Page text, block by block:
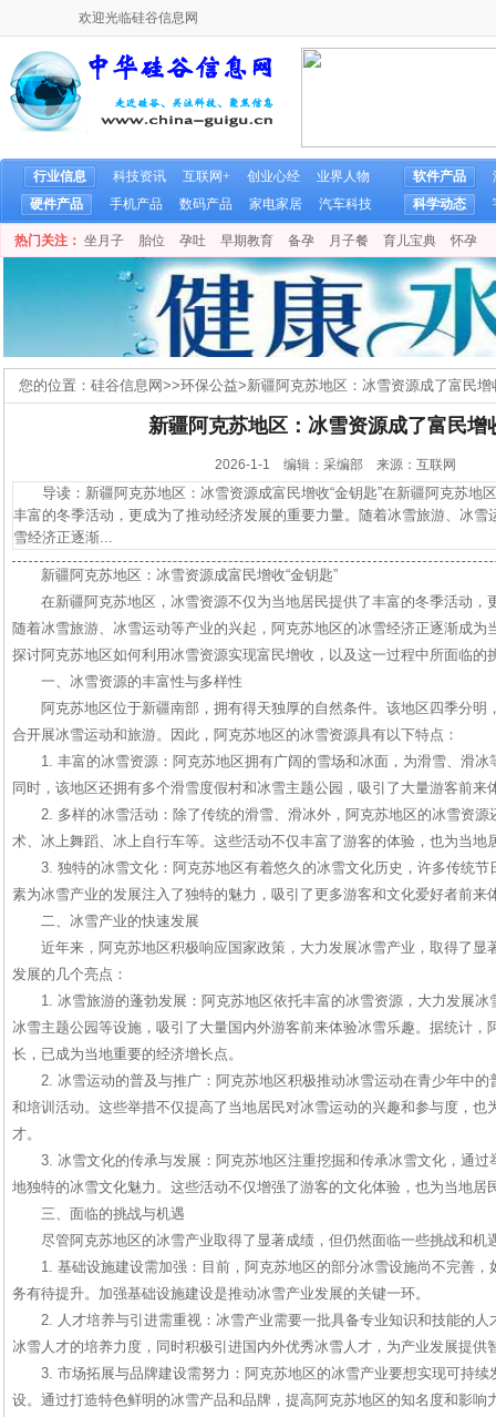
欢迎光临硅谷信息网
行业信息 科技资讯 互联网+ 创业心经
业界人物
硬件产品
手机产品 数码产品 家电家居 汽车科技
软件产品
科学动态
热门关注： 坐月子 胎位 孕吐 早期教育 备孕 月子餐 育儿宝典 怀孕
您的位置： 硅谷信息网>>环保公益>新疆阿克苏地区：冰雪资源成了富民增
新疆阿克苏地区：冰雪资源成了富民增
2026-1-1 编辑：采编部 来源：互联网
导读：新疆阿克苏地区：冰雪资源成富民增收“金钥匙”在新疆阿克苏地
丰富的冬季活动，更成为了推动经济发展的重要力量。随着冰雪旅游、冰
雪经济正逐渐...
新疆阿克苏地区：冰雪资源成富民增收“金钥匙”
在新疆阿克苏地区，冰雪资源不仅为当地居民提供了丰富的冬季活动，
随着冰雪旅游、冰雪运动等产业的兴起，阿克苏地区的冰雪经济正逐渐成为
探讨阿克苏地区如何利用冰雪资源实现富民增收，以及这一过程中所面临的
一、冰雪资源的丰富性与多样性
阿克苏地区位于新疆南部，拥有得天独厚的自然条件。该地区四季分明
合开展冰雪运动和旅游。因此，阿克苏地区的冰雪资源具有以下特点：
1. 丰富的冰雪资源：阿克苏地区拥有广阔的雪场和冰面，为滑雪、滑
同时，该地区还拥有多个滑雪度假村和冰雪主题公园，吸引了大量游客前来
2. 多样的冰雪活动：除了传统的滑雪、滑冰外，阿克苏地区的冰雪资
术、冰上舞蹈、冰上自行车等。这些活动不仅丰富了游客的体验，也为当地
3. 独特的冰雪文化：阿克苏地区有着悠久的冰雪文化历史，许多传统
素为冰雪产业的发展注入了独特的魅力，吸引了更多游客和文化爱好者前来
二、冰雪产业的快速发展
近年来，阿克苏地区积极响应国家政策，大力发展冰雪产业，取得了显
发展的几个亮点：
1. 冰雪旅游的蓬勃发展：阿克苏地区依托丰富的冰雪资源，大力发展
冰雪主题公园等设施，吸引了大量国内外游客前来体验冰雪乐趣。据统计，
长，已成为当地重要的经济增长点。
2. 冰雪运动的普及与推广：阿克苏地区积极推动冰雪运动在青少年中
和培训活动。这些举措不仅提高了当地居民对冰雪运动的兴趣和参与度，也
才。
3. 冰雪文化的传承与发展：阿克苏地区注重挖掘和传承冰雪文化，通
地独特的冰雪文化魅力。这些活动不仅增强了游客的文化体验，也为当地居
三、面临的挑战与机遇
尽管阿克苏地区的冰雪产业取得了显著成绩，但仍然面临一些挑战和机
1. 基础设施建设需加强：目前，阿克苏地区的部分冰雪设施尚不完善
务有待提升。加强基础设施建设是推动冰雪产业发展的关键一环。
2. 人才培养与引进需重视：冰雪产业需要一批具备专业知识和技能的
冰雪人才的培养力度，同时积极引进国内外优秀冰雪人才，为产业发展提供
3. 市场拓展与品牌建设需努力：阿克苏地区的冰雪产业要想实现可持
设。通过打造特色鲜明的冰雪产品和品牌，提高阿克苏地区的知名度和影响